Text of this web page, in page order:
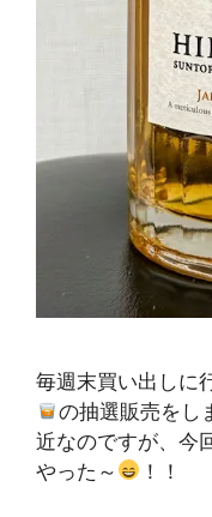
毎週末買い出しに
の抽選販売をし
近なのですが、今
やった～
！！